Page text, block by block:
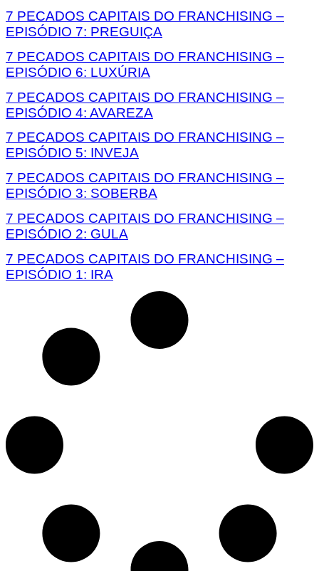
7 PECADOS CAPITAIS DO FRANCHISING –
EPISÓDIO 7: PREGUIÇA
7 PECADOS CAPITAIS DO FRANCHISING –
EPISÓDIO 6: LUXÚRIA
7 PECADOS CAPITAIS DO FRANCHISING –
EPISÓDIO 4: AVAREZA
7 PECADOS CAPITAIS DO FRANCHISING –
EPISÓDIO 5: INVEJA
7 PECADOS CAPITAIS DO FRANCHISING –
EPISÓDIO 3: SOBERBA
7 PECADOS CAPITAIS DO FRANCHISING –
EPISÓDIO 2: GULA
7 PECADOS CAPITAIS DO FRANCHISING –
EPISÓDIO 1: IRA